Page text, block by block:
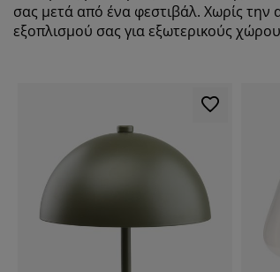
σας μετά από ένα φεστιβάλ. Χωρίς την
εξοπλισμού σας για εξωτερικούς